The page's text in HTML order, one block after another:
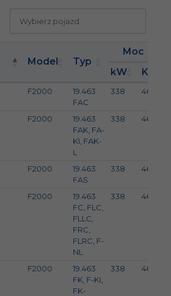
Model Typ
Moc
kW
KM
F2000
19.463
FAC
338 460
F2000
19.463
FAK, FA-
KI, FAK-
L
338 460
F2000
19.463
FAS
338 460
F2000
19.463
FC, FLC,
FLLC,
FRC,
FLRC, F-
NL
338 460
F2000
19.463
FK, F-KI,
FK-
338 460